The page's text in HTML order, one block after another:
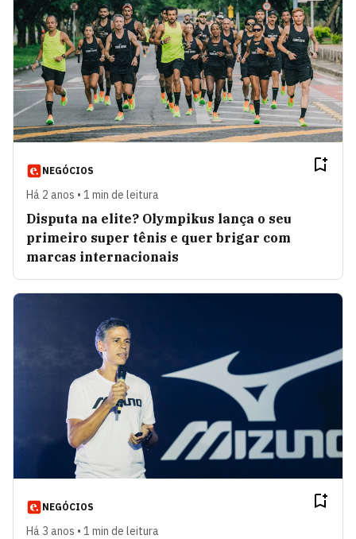
NEGÓCIOS
Há 2 anos • 1 min de leitura
Disputa na elite? Olympikus lança o seu
primeiro super tênis e quer brigar com
marcas internacionais
NEGÓCIOS
Há 3 anos • 1 min de leitura